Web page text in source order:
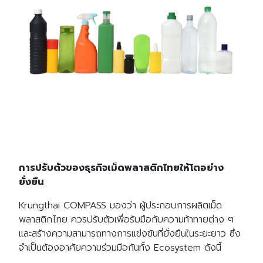
การปรับตัวของธุรกิจเม็ดพลาสติกไทยให้โตอย่าง
ยั่งยืน
Krungthai COMPASS มองว่า ผู้ประกอบการผลิตเม็ด
พลาสติกไทย ควรปรับตัวเพื่อรับมือกับความท้าทายต่าง ๆ
และสร้างความสามารถทางการแข่งขันที่ยั่งยืนในระยะยาว ซึ่ง
จำเป็นต้องอาศัยความร่วมมือกันทั้ง Ecosystem ดังนี้